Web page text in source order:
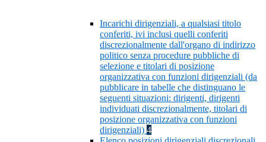
Incarichi dirigenziali, a qualsiasi titolo
conferiti, ivi inclusi quelli conferiti
discrezionalmente dall'organo di indirizzo
politico senza procedure pubbliche di
selezione e titolari di posizione
organizzativa con funzioni dirigenziali (da
pubblicare in tabelle che distinguano le
seguenti situazioni: dirigenti, dirigenti
individuati discrezionalmente, titolari di
posizione organizzativa con funzioni
dirigenziali) 4